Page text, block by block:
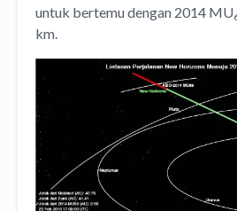
untuk bertemu dengan 2014 MU
km.